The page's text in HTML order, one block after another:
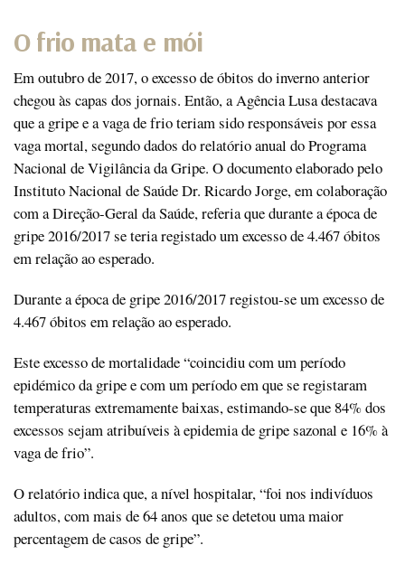
O frio mata e mói
Em outubro de 2017, o excesso de óbitos do inverno anterior
chegou às capas dos jornais. Então, a Agência Lusa destacava
que a gripe e a vaga de frio teriam sido responsáveis por essa
vaga mortal, segundo dados do relatório anual do Programa
Nacional de Vigilância da Gripe. O documento elaborado pelo
Instituto Nacional de Saúde Dr. Ricardo Jorge, em colaboração
com a Direção-Geral da Saúde, referia que durante a época de
gripe 2016/2017 se teria registado um excesso de 4.467 óbitos
em relação ao esperado.
Durante a época de gripe 2016/2017 registou-se um excesso de
4.467 óbitos em relação ao esperado.
Este excesso de mortalidade “coincidiu com um período
epidémico da gripe e com um período em que se registaram
temperaturas extremamente baixas, estimando-se que 84% dos
excessos sejam atribuíveis à epidemia de gripe sazonal e 16% à
vaga de frio”.
O relatório indica que, a nível hospitalar, “foi nos indivíduos
adultos, com mais de 64 anos que se detetou uma maior
percentagem de casos de gripe”.